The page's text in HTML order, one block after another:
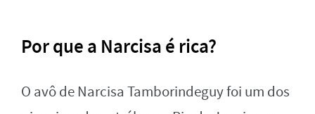
Por que a Narcisa é rica?
O avô de Narcisa Tamborindeguy foi um dos